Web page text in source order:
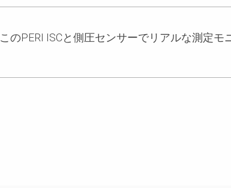
このPERI ISCと側圧センサーでリアルな測定